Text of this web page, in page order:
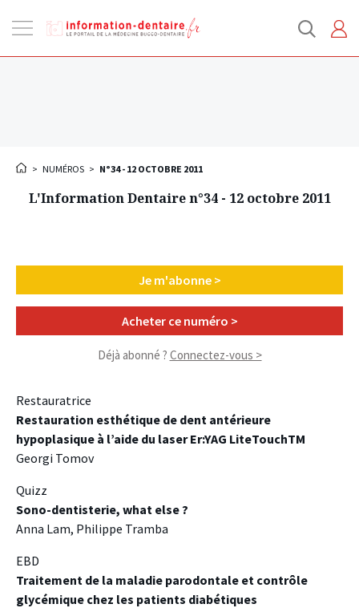
la
> NUMÉROS > N°34 - 12 OCTOBRE 2011
L'Information Dentaire n°34 - 12 octobre 2011
Je m'abonne >
Acheter ce numéro >
Déjà abonné ? Connectez-vous >
Restauratrice
Restauration esthétique de dent antérieure
hypoplasique à l’aide du laser Er:YAG LiteTouchTM
Georgi Tomov
Quizz
Sono-dentisterie, what else ?
Anna Lam, Philippe Tramba
EBD
Traitement de la maladie parodontale et contrôle
glycémique chez les patients diabétiques